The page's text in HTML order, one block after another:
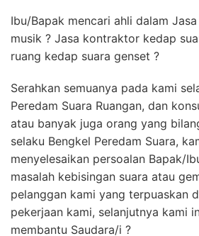
Ibu/Bapak mencari ahli dalam
musik ? Jasa kontraktor kedap
ruang kedap suara genset ?
Serahkan semuanya pada kami
Peredam Suara Ruangan, dan
atau banyak juga orang yang
selaku Bengkel Peredam Suara,
menyelesaikan persoalan Bapak/
masalah kebisingan suara atau
pelanggan kami yang terpuaskan
pekerjaan kami, selanjutnya kami
membantu Saudara/i ?